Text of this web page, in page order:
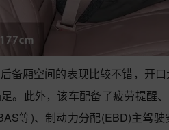
备厢空间的表现比较不错，开
。此外，该车配备了疲劳提醒
等)、制动力分配(EBD)主驾